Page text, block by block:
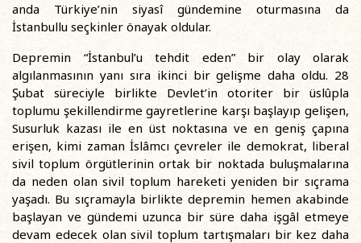
anda Türkiye’nin siyasî gündemine oturmasına da
İstanbullu seçkinler önayak oldular.
Depremin “İstanbul’u tehdit eden” bir olay olarak
algılanmasının yanı sıra ikinci bir gelişme daha oldu. 28
Şubat süreciyle birlikte Devlet’in otoriter bir üslûpla
toplumu şekillendirme gayretlerine karşı başlayıp gelişen,
Susurluk kazası ile en üst noktasına ve en geniş çapına
erişen, kimi zaman İslâmcı çevreler ile demokrat, liberal
sivil toplum örgütlerinin ortak bir noktada buluşmalarına
da neden olan sivil toplum hareketi yeniden bir sıçrama
yaşadı. Bu sıçramayla birlikte depremin hemen akabinde
başlayan ve gündemi uzunca bir süre daha işgâl etmeye
devam edecek olan sivil toplum tartışmaları bir kez daha